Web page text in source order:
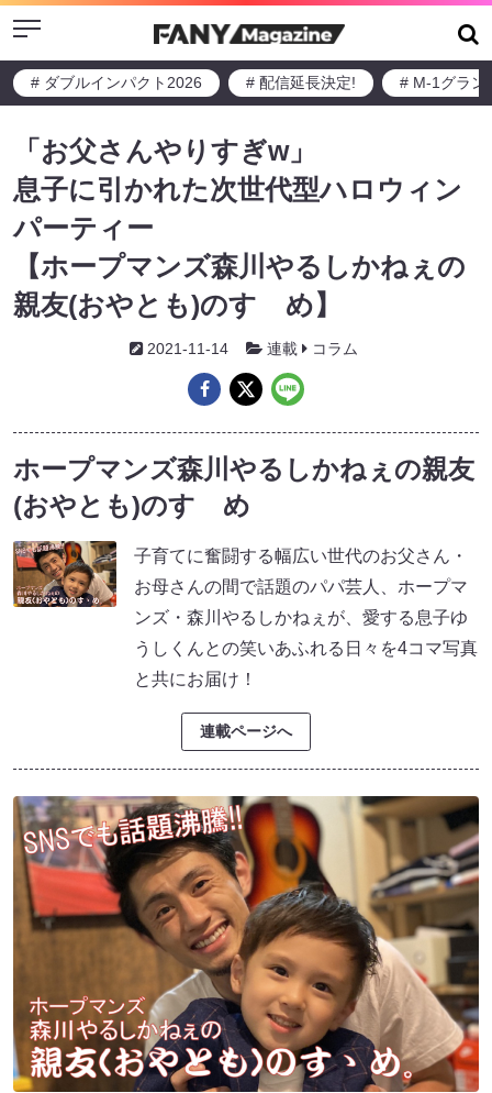
Menu
# ダブルインパクト2026 # 配信延長決定! # M-1グラン
「お父さんやりすぎw」
息子に引かれた次世代型ハロウィン
パーティー
【ホープマンズ森川やるしかねぇの
親友(おやとも)のすゝめ】
2021-11-14 連載 コラム
ホープマンズ森川やるしかねぇの親友
(おやとも)のすゝめ
子育てに奮闘する幅広い世代のお父さん・
お母さんの間で話題のパパ芸人、ホープマ
ンズ・森川やるしかねぇが、愛する息子ゆ
うしくんとの笑いあふれる日々を4コマ写真
と共にお届け！
連載ページへ